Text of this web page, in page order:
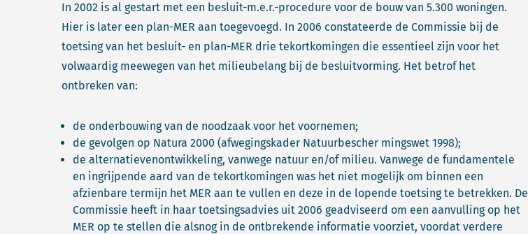
In 2002 is al gestart met een besluit-m.e.r.-procedure voor de bouw van 5.300 woningen.
Hier is later een plan-MER aan toegevoegd. In 2006 constateerde de Commissie bij de
toetsing van het besluit- en plan-MER drie tekortkomingen die essentieel zijn voor het
volwaardig meewegen van het milieubelang bij de besluitvorming. Het betrof het
ontbreken van:
de onderbouwing van de noodzaak voor het voornemen;
de gevolgen op Natura 2000 (afwegingskader Natuurbescher mingswet 1998);
de alternatievenontwikkeling, vanwege natuur en/of milieu. Vanwege de fundamentele
en ingrijpende aard van de tekortkomingen was het niet mogelijk om binnen een
afzienbare termijn het MER aan te vullen en deze in de lopende toetsing te betrekken. De
Commissie heeft in haar toetsingsadvies uit 2006 geadviseerd om een aanvulling op het
MER op te stellen die alsnog in de ontbrekende informatie voorziet, voordat verdere